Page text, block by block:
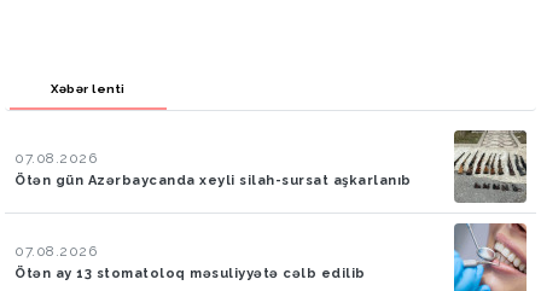
Xəbər lenti
07.08.2026
Ötən gün Azərbaycanda xeyli silah-sursat aşkarlanıb
07.08.2026
Ötən ay 13 stomatoloq məsuliyyətə cəlb edilib